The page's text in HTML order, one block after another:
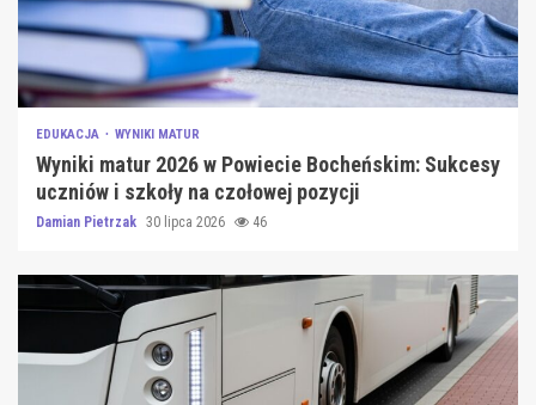
EDUKACJA WYNIKI MATUR
Wyniki matur 2026 w Powiecie Bocheńskim: Sukcesy
uczniów i szkoły na czołowej pozycji
Damian Pietrzak 30 lipca 2026 46